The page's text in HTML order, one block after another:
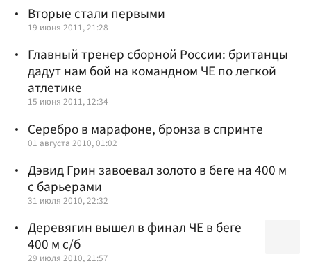
Вторые стали первыми
19 июня 2011, 21:28
Главный тренер сборной России: британцы
дадут нам бой на командном ЧЕ по легкой
атлетике
15 июня 2011, 12:34
Серебро в марафоне, бронза в спринте
01 августа 2010, 01:02
Дэвид Грин завоевал золото в беге на 400 м
с барьерами
31 июля 2010, 22:32
Деревягин вышел в финал ЧЕ в беге
400 м c/б
29 июля 2010, 21:57